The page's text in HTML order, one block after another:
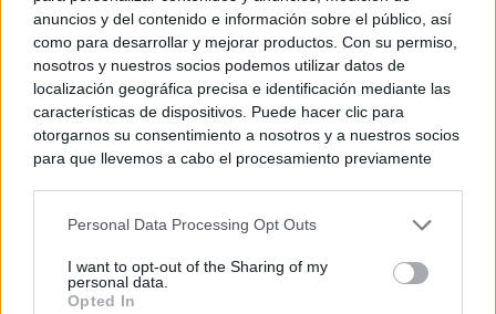
anuncios y del contenido e información sobre el público, así
como para desarrollar y mejorar productos. Con su permiso,
nosotros y nuestros socios podemos utilizar datos de
localización geográfica precisa e identificación mediante las
características de dispositivos. Puede hacer clic para
otorgarnos su consentimiento a nosotros y a nuestros socios
para que llevemos a cabo el procesamiento previamente
negar su consentimiento. Tenga en cuenta que algún
de su consentimiento, pero usted tiene el derecho de
rechazar tal procesamiento. Sus preferencias se aplicarán
Personal Data Processing Opt Outs
I want to opt-out of the Sharing of my
personal data.
Opted In